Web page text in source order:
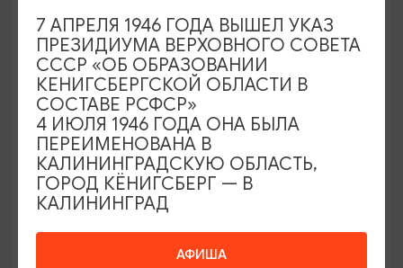
В джазе только девушки
27.09.2026 17:00
Светлогорск, Театр эстрады «Янтарь-холл»
ОТ 900₽
АФИША
7 АПРЕЛЯ 1946 ГОДА ВЫШЕЛ УКАЗ
ПРЕЗИДИУМА ВЕРХОВНОГО СОВЕТА
СССР «ОБ ОБРАЗОВАНИИ
КЕНИГСБЕРГСКОЙ ОБЛАСТИ В
СОСТАВЕ РСФСР»
4 ИЮЛЯ 1946 ГОДА ОНА БЫЛА
ПЕРЕИМЕНОВАНА В
КАЛИНИНГРАДСКУЮ ОБЛАСТЬ,
ГОРОД КЁНИГСБЕРГ — В
КАЛИНИНГРАД